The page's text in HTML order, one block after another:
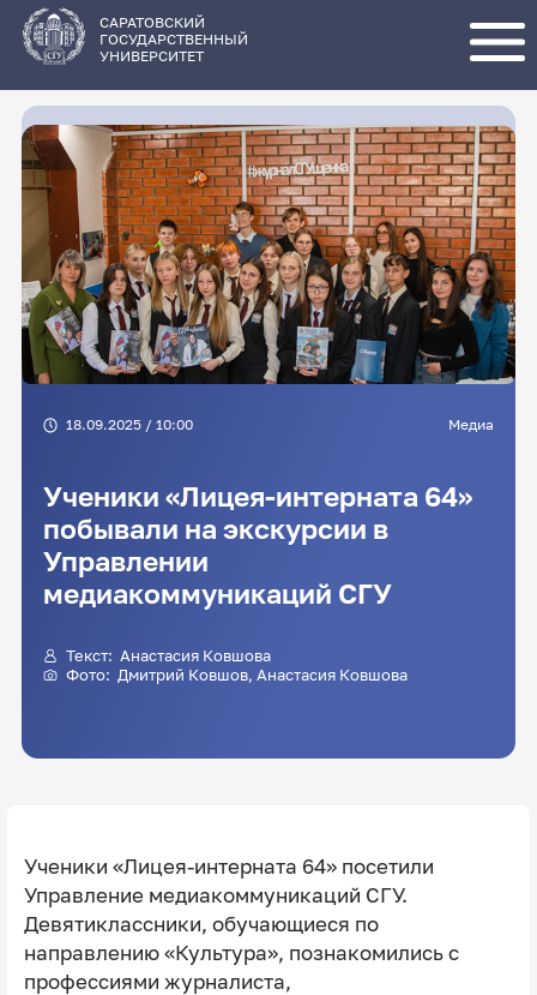
основному
содержанию
САРАТОВСКИЙ
ГОСУДАРСТВЕННЫЙ
УНИВЕРСИТЕТ
18.09.2025 / 10:00 Медиа
Ученики «Лицея-интерната 64»
побывали на экскурсии в
Управлении
медиакоммуникаций СГУ
Текст: Анастасия Ковшова
Фото: Дмитрий Ковшов, Анастасия Ковшова
Ученики «Лицея-интерната 64» посетили
Управление медиакоммуникаций СГУ.
Девятиклассники, обучающиеся по
направлению «Культура», познакомились с
профессиями журналиста,